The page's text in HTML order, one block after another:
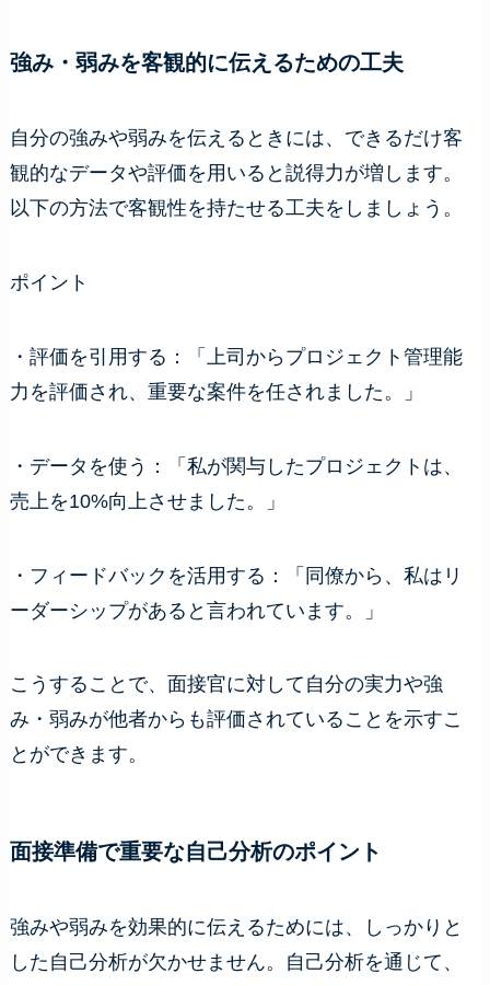
強み・弱みを客観的に伝えるための工夫
自分の強みや弱みを伝えるときには、できるだけ客
観的なデータや評価を用いると説得力が増します。
以下の方法で客観性を持たせる工夫をしましょう。
ポイント
・評価を引用する：「上司からプロジェクト管理能
力を評価され、重要な案件を任されました。」
・データを使う：「私が関与したプロジェクトは、
売上を10%向上させました。」
・フィードバックを活用する：「同僚から、私はリ
ーダーシップがあると言われています。」
こうすることで、面接官に対して自分の実力や強
み・弱みが他者からも評価されていることを示すこ
とができます。
面接準備で重要な自己分析のポイント
強みや弱みを効果的に伝えるためには、しっかりと
した自己分析が欠かせません。自己分析を通じて、